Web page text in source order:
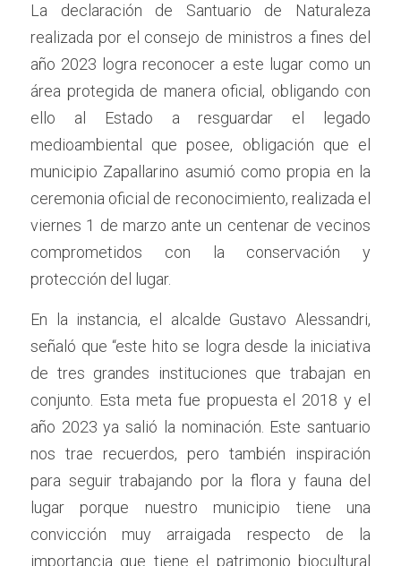
La declaración de Santuario de Naturaleza
realizada por el consejo de ministros a fines del
año 2023 logra reconocer a este lugar como un
área protegida de manera oficial, obligando con
ello al Estado a resguardar el legado
medioambiental que posee, obligación que el
municipio Zapallarino asumió como propia en la
ceremonia oficial de reconocimiento, realizada el
viernes 1 de marzo ante un centenar de vecinos
comprometidos con la conservación y
protección del lugar.
En la instancia, el alcalde Gustavo Alessandri,
señaló que “este hito se logra desde la iniciativa
de tres grandes instituciones que trabajan en
conjunto. Esta meta fue propuesta el 2018 y el
año 2023 ya salió la nominación. Este santuario
nos trae recuerdos, pero también inspiración
para seguir trabajando por la flora y fauna del
lugar porque nuestro municipio tiene una
convicción muy arraigada respecto de la
importancia que tiene el patrimonio biocultural